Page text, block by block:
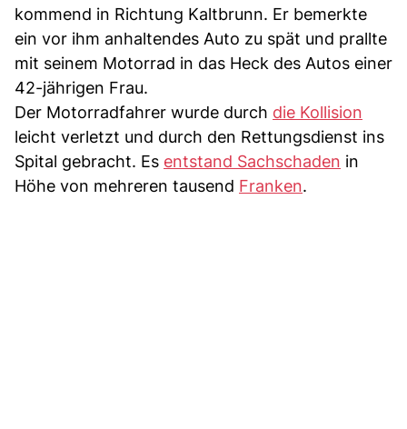
kommend in Richtung Kaltbrunn. Er bemerkte
ein vor ihm anhaltendes Auto zu spät und prallte
mit seinem Motorrad in das Heck des Autos einer
42-jährigen Frau.
Der Motorradfahrer wurde durch die Kollision
leicht verletzt und durch den Rettungsdienst ins
Spital gebracht. Es entstand Sachschaden in
Höhe von mehreren tausend Franken.